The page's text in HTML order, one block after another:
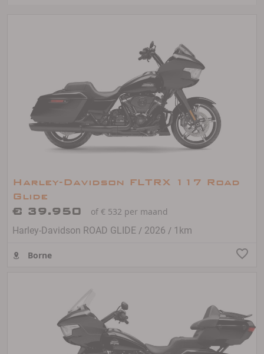
Harley-Davidson FLTRX 117 Road
Glide
€ 39.950
of € 532 per maand
Harley-Davidson ROAD GLIDE / 2026 / 1km
Borne